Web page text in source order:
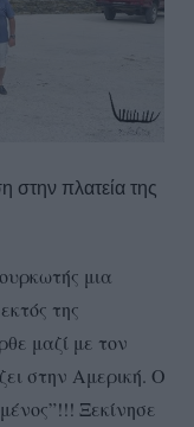
στην πλατεία της
μια
της
μαζί με τον
στην Αμερική. Ο
Ξεκίνησε